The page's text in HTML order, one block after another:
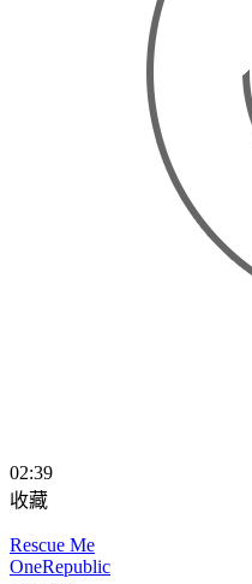
02:39
收藏
Rescue Me
OneRepublic